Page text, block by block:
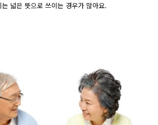
넓은 뜻으로 쓰이는 경우가 많아요.